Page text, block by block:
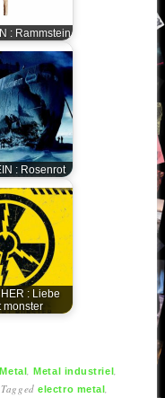
: Rammstein
: Rosenrot
: Liebe
monster
Metal ,Metal industriel
Taggedelectro metal